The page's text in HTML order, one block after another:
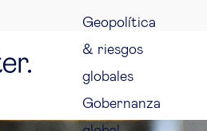
Geopolítica
& riesgos
globales
Gobernanza